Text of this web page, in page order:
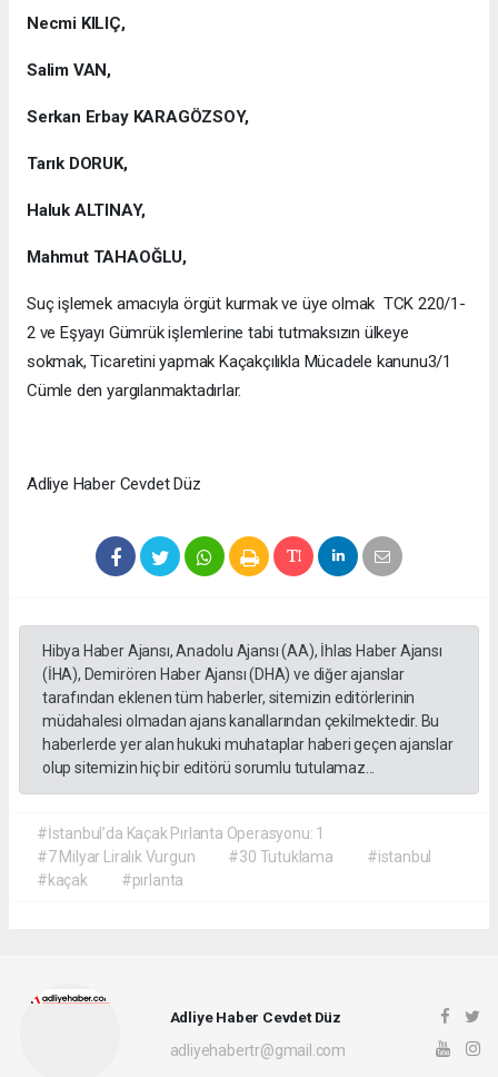
Necmi KILIÇ,
Salim VAN,
Serkan Erbay KARAGÖZSOY,
Tarık DORUK,
Haluk ALTINAY,
Mahmut TAHAOĞLU,
Suç işlemek amacıyla örgüt kurmak ve üye olmak TCK 220/1-
2 ve Eşyayı Gümrük işlemlerine tabi tutmaksızın ülkeye
sokmak, Ticaretini yapmak Kaçakçılıkla Mücadele kanunu3/1
Cümle den yargılanmaktadırlar.
Adliye Haber Cevdet Düz
Hibya Haber Ajansı, Anadolu Ajansı (AA), İhlas Haber Ajansı
(İHA), Demirören Haber Ajansı (DHA) ve diğer ajanslar
tarafından eklenen tüm haberler, sitemizin editörlerinin
müdahalesi olmadan ajans kanallarından çekilmektedir. Bu
haberlerde yer alan hukuki muhataplar haberi geçen ajanslar
olup sitemizin hiç bir editörü sorumlu tutulamaz...
#İstanbul’da Kaçak Pırlanta Operasyonu: 1
#7 Milyar Liralık Vurgun
#30 Tutuklama
#istanbul
#kaçak
#pırlanta
Adliye Haber Cevdet Düz
adliyehabertr@gmail.com